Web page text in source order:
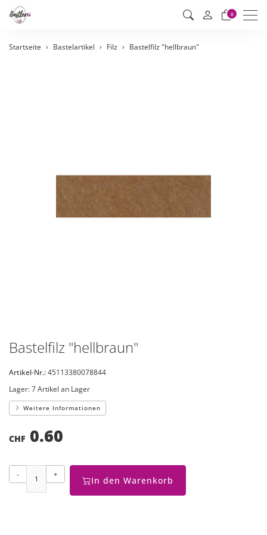
0
Startseite Bastelartikel Filz Bastelfilz "hellbraun"
Bastelfilz "hellbraun"
Artikel-Nr.:45113380078844
Lager:7 Artikel an Lager
Weitere Informationen
CHF 0.60
- +
In den Warenkorb